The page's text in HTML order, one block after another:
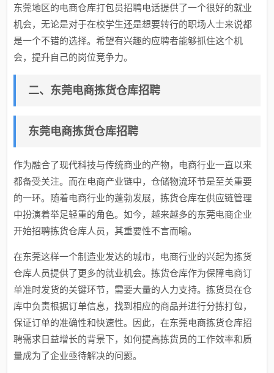
东莞地区的电商仓库打包员招聘电话提供了一个很好的就业
机会，无论是对于在校学生还是想要转行的职场人士来说都
是一个不错的选择。希望有兴趣的应聘者能够抓住这个机
会，提升自己的岗位竞争力。
二、东莞电商拣货仓库招聘
东莞电商拣货仓库招聘
作为融合了现代科技与传统商业的产物，电商行业一直以来
都备受关注。而在电商产业链中，仓储物流环节是至关重要
的一环。随着电商行业的蓬勃发展，拣货仓库在供应链管理
中扮演着举足轻重的角色。如今，越来越多的东莞电商企业
开始招聘拣货仓库人员，其重要性不言而喻。
在东莞这样一个制造业发达的城市，电商行业的兴起为拣货
仓库人员提供了更多的就业机会。拣货仓库作为保障电商订
单准时发货的关键环节，需要大量的人力支持。拣货员在仓
库中负责根据订单信息，找到相应的商品并进行分拣打包，
保证订单的准确性和快速性。因此，在东莞电商拣货仓库招
聘需求日益增长的背景下，如何提高拣货员的工作效率和质
量成为了企业亟待解决的问题。